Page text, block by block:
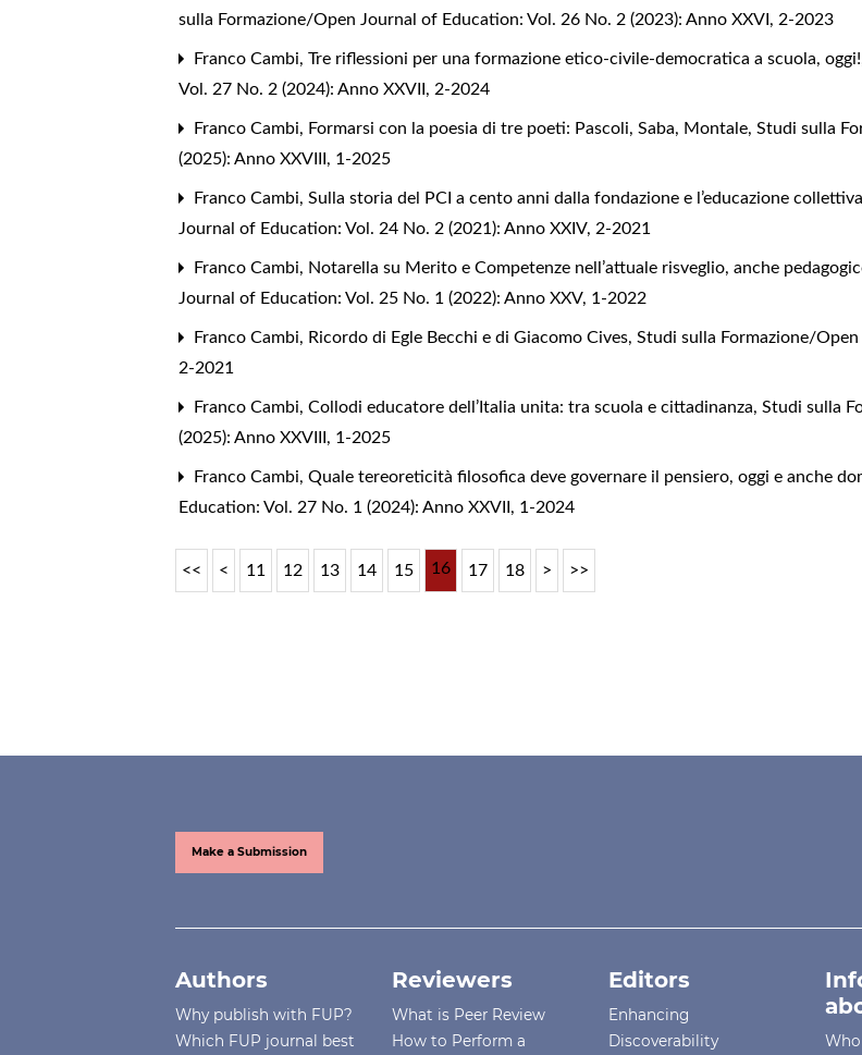
sulla Formazione/Open Journal of Education: Vol. 26 No. 2 (2023): Anno XXVI, 2-2023
Franco Cambi,Tre riflessioni per una formazione etico-civile-democratica a scuola,
Vol. 27 No. 2 (2024): Anno XXVII, 2-2024
Franco Cambi, Formarsi con la poesia di tre poeti: Pascoli, Saba, Montale,Studi sulla
(2025): Anno XXVIII, 1-2025
Franco Cambi,Sulla storia del PCI a cento anni dalla fondazione e l’educazione
Journal of Education: Vol. 24 No. 2 (2021): Anno XXIV, 2-2021
Franco Cambi, Notarella su Merito e Competenze nell’attuale risveglio, anche
Journal of Education: Vol. 25 No. 1 (2022): Anno XXV, 1-2022
Franco Cambi, Ricordo di Egle Becchi e di Giacomo Cives,Studi sulla Formazione/
2-2021
Franco Cambi,Collodi educatore dell’Italia unita: tra scuola e cittadinanza,Studi sulla
(2025): Anno XXVIII, 1-2025
Franco Cambi,Quale tereoreticità filosofica deve governare il pensiero, oggi e anche
Education: Vol. 27 No. 1 (2024): Anno XXVII, 1-2024
<< < 11 12 13 14 15 16 17 18 > >>
Make a Submission
Authors
Why publish with FUP?
Which FUP journal best
Reviewers
What is Peer Review
How to Perform a
Editors
Enhancing
Discoverability